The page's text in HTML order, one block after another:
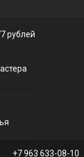
рублей
+7 963 633-08-10